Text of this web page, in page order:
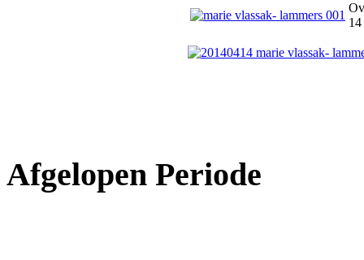
Afgelopen Periode